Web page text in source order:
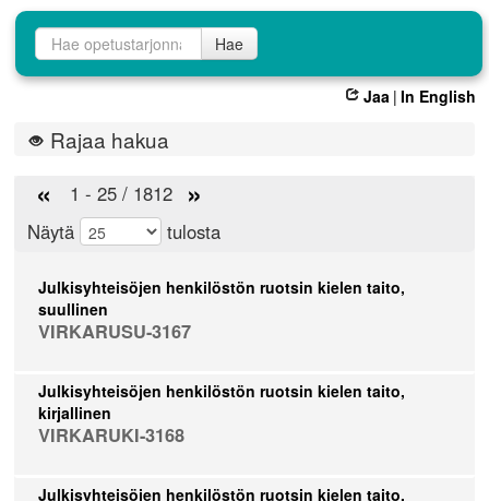
Opetustarjontahaku
Hae
Jaa | In English
Rajaa hakua
« 1 - 25 / 1812 »
Näytä tulosta
Julkisyhteisöjen henkilöstön ruotsin kielen taito,
suullinen
VIRKARUSU-3167
Julkisyhteisöjen henkilöstön ruotsin kielen taito,
kirjallinen
VIRKARUKI-3168
Julkisyhteisöjen henkilöstön ruotsin kielen taito,